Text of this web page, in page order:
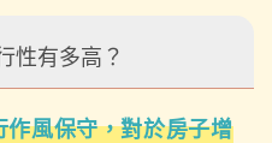
性有多高？
作風保守，對於房子增